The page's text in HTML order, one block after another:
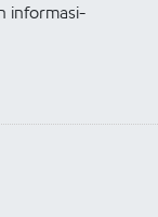
informasi-